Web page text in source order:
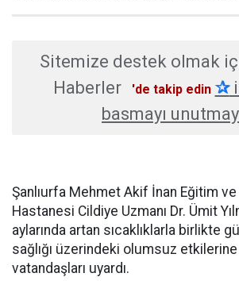
Sitemize destek olmak
Haberler
'de takip edin ✰
basmayı
Şanlıurfa Mehmet Akif İnan Eğitim ve
Hastanesi Cildiye Uzmanı Dr. Ümit
aylarında artan sıcaklıklarla birlikte
sağlığı üzerindeki olumsuz etkilerine
vatandaşları uyardı.